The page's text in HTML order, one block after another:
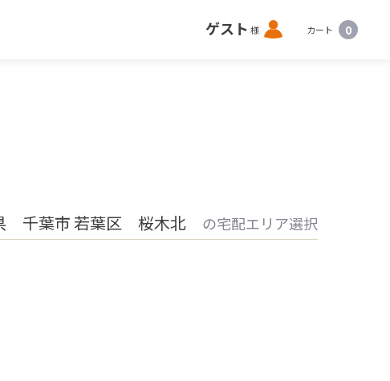
ゲスト 様 ロ
グ
カート 0
千葉市 若葉区 桜木北 の宅配エリア選択